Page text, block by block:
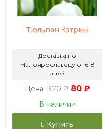
Тюльпан Кэтрин
Доставка по
Малоярославецу от 6-8
дней
Цена: 370 ₽ 80 ₽
В наличии
Купить